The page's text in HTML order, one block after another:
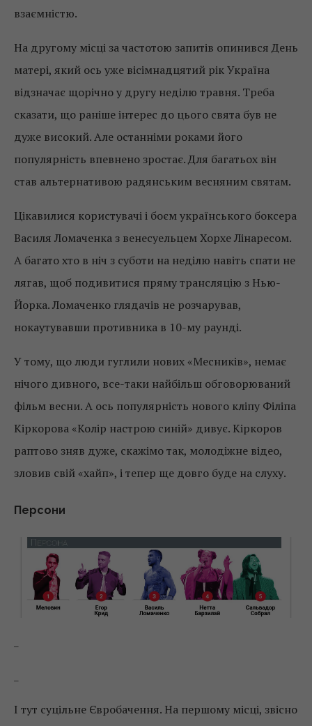
взаємністю.
На другому місці за частотою запитів опинився День
матері, який ось уже вісімнадцятий рік Україна
відзначає щорічно у другу неділю травня. Треба
сказати, що раніше інтерес до цього свята був не
дуже високий. Але останніми роками його
популярність впевнено зростає. Для багатьох він
став альтернативою радянським весняним святам.
Цікавилися користувачі і боєм українського боксера
Василя Ломаченка з венесуельцем Хорхе Лінаресом.
А багато хто в ніч з суботи на неділю навіть спати не
лягав, щоб подивитися пряму трансляцію з Нью-
Йорка. Ломаченко глядачів не розчарував,
нокаутувавши противника в 10-му раунді.
У тому, що люди гуглили нових «Месників», немає
нічого дивного, все-таки найбільш обговорюваний
фільм весни. А ось популярність нового кліпу Філіпа
Кіркорова «Колір настрою синій» дивує. Кіркоров
раптово зняв дуже, скажімо так, молодіжне відео,
зловив свій «хайп», і тепер ще довго буде на слуху.
Персони
І тут суцільне Євробачення. На першому місці, звісно